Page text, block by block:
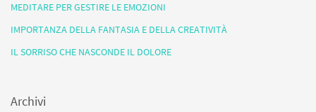
MEDITARE PER GESTIRE LE EMOZIONI
IMPORTANZA DELLA FANTASIA E DELLA CREATIVITÀ
IL SORRISO CHE NASCONDE IL DOLORE
Archivi